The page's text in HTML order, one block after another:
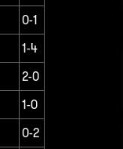
0-1
1-4
2-0
1-0
0-2